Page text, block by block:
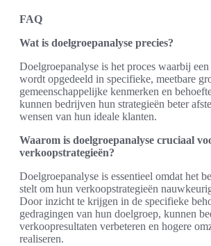
FAQ
Wat is doelgroepanalyse precies?
Doelgroepanalyse is het proces waarbij
wordt opgedeeld in specifieke, meetbare
gemeenschappelijke kenmerken en
kunnen bedrijven hun strategieën beter
wensen van hun ideale klanten.
Waarom is doelgroepanalyse cruciaal
verkoopstrategieën?
Doelgroepanalyse is essentieel omdat het
stelt om hun verkoopstrategieën
Door inzicht te krijgen in de specifieke
gedragingen van hun doelgroep, kunnen
verkoopresultaten verbeteren en hogere
realiseren.